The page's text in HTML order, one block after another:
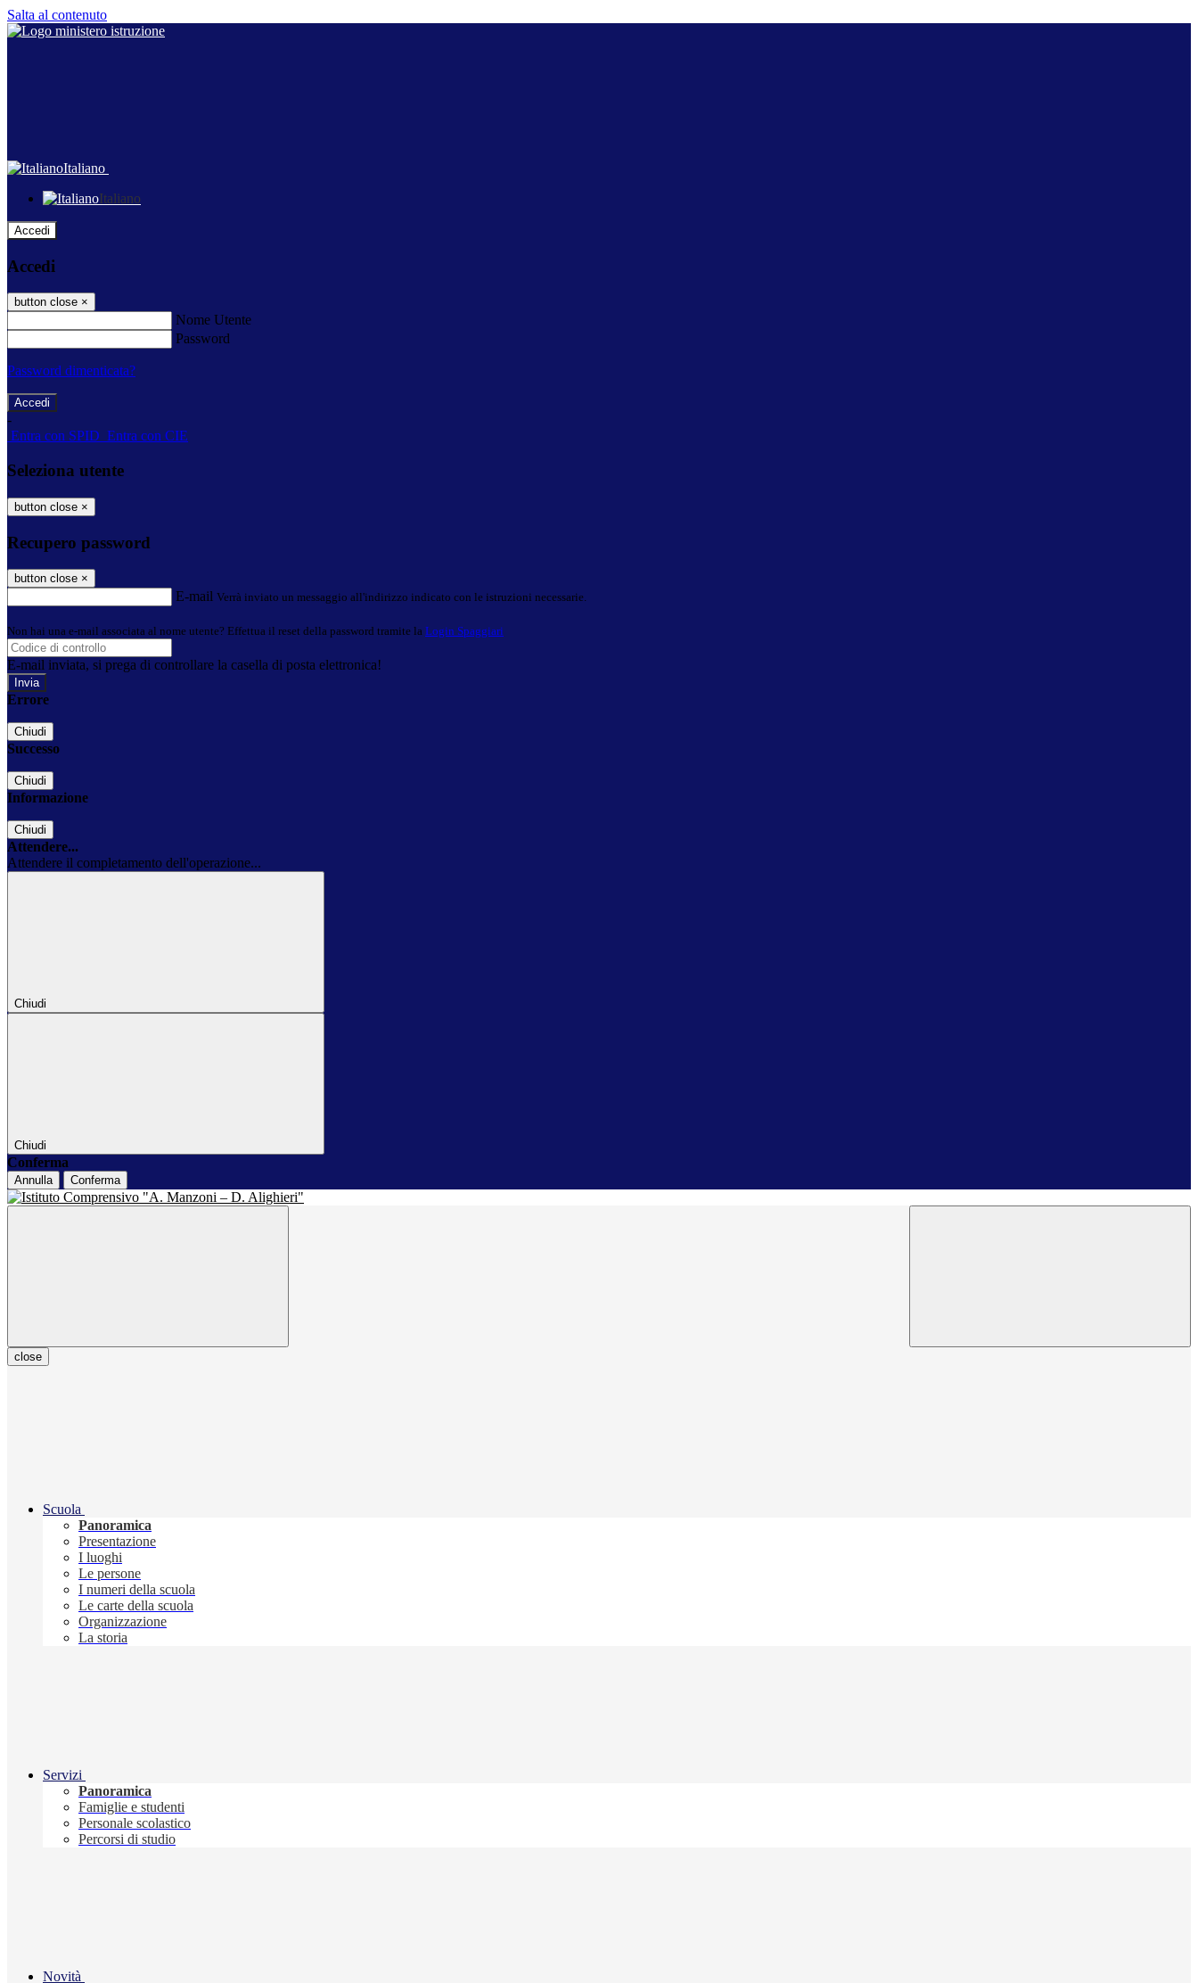
Salta al contenuto
Italiano
Italiano
Accedi
Accedi
button close ×
Nome Utente
Password
Password dimenticata?
-
Entra con SPID Entra con CIE
Seleziona utente
button close ×
Recupero password
button close ×
E-mail Verrà inviato un messaggio all'indirizzo indicato con le istruzioni necessarie.
Non hai una e-mail associata al nome utente? Effettua il reset della password tramite la Login Spaggiari
E-mail inviata, si prega di controllare la casella di posta elettronica!
Errore
Chiudi
Successo
Chiudi
Informazione
Chiudi
Attendere...
Attendere il completamento dell'operazione...
Chiudi
Chiudi
Conferma
Annulla Conferma
close
Scuola
Panoramica
Presentazione
I luoghi
Le persone
I numeri della scuola
Le carte della scuola
Organizzazione
La storia
Servizi
Panoramica
Famiglie e studenti
Personale scolastico
Percorsi di studio
Novità